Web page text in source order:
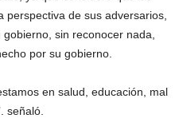
de sus adversarios,
sin reconocer nada,
por su gobierno.
en salud, educación, mal
señaló.